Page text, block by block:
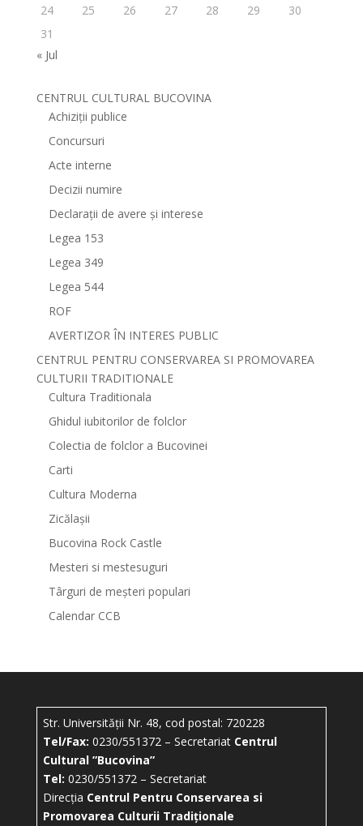
24
25 26 27 28 29
30
31
« Jul
CENTRUL CULTURAL BUCOVINA
Achiziții publice
Concursuri
Acte interne
Decizii numire
Declarații de avere și interese
Legea 153
Legea 349
Legea 544
ROF
AVERTIZOR ÎN INTERES PUBLIC
CENTRUL PENTRU CONSERVAREA SI PROMOVAREA
CULTURII TRADITIONALE
Cultura Traditionala
Ghidul iubitorilor de folclor
Colectia de folclor a Bucovinei
Carti
Cultura Moderna
Zicălașii
Bucovina Rock Castle
Mesteri si mestesuguri
Târguri de meșteri populari
Calendar CCB
Str. Universității Nr. 48, cod postal: 720228
Tel/Fax: 0230/551372 – Secretariat Centrul
Cultural ”Bucovina”
Tel: 0230/551372 – Secretariat
Direcția Centrul Pentru Conservarea si
Promovarea Culturii Tradiționale